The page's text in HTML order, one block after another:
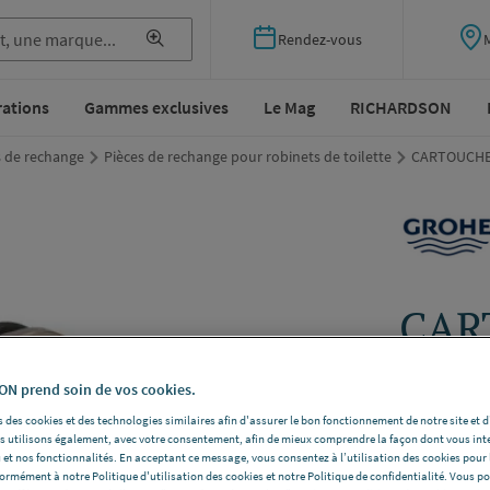
Rendez-vous
Gammes exclusives Le Mag RICHARDSON
de rechange Pièces de rechange pour robinets de toilette
GROHE
Inversée -
chaude à
prend soin de vos cookies.
des cookies et des technologies similaires afin d'assurer le bon fonctionnement de notre site et
utilisons également, avec votre consentement, afin de mieux comprendre la façon dont vous
nos fonctionnalités. En acceptant ce message, vous consentez à l’utilisation des cookies pour
à notre Politique d'utilisation des cookies et notre Politique de confidentialité. Vous